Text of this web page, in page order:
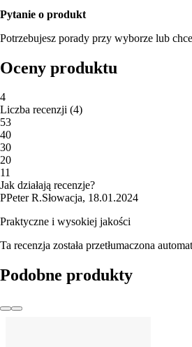
Pytanie o produkt
Potrzebujesz porady przy wyborze lub
Oceny produktu
4
Liczba recenzji (4)
53
40
30
20
11
Jak działają recenzje?
PPeter R.Słowacja, 18.01.2024
Praktyczne i wysokiej jakości
Ta recenzja została przetłumaczona
Podobne produkty